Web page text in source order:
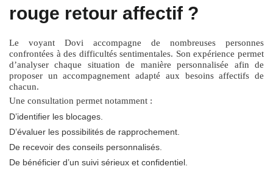
rouge retour affectif ?
Le voyant Dovi accompagne de nombreuses personnes
confrontées à des difficultés sentimentales. Son expérience permet
d’analyser chaque situation de manière personnalisée afin de
proposer un accompagnement adapté aux besoins affectifs de
chacun.
Une consultation permet notamment :
D’identifier les blocages.
D’évaluer les possibilités de rapprochement.
De recevoir des conseils personnalisés.
De bénéficier d’un suivi sérieux et confidentiel.